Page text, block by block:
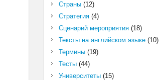
Страны(12)
Стратегия(4)
Сценарий мероприятия(18)
Тексты на английском языке(10)
Термины(19)
Тесты(44)
Университеты(15)